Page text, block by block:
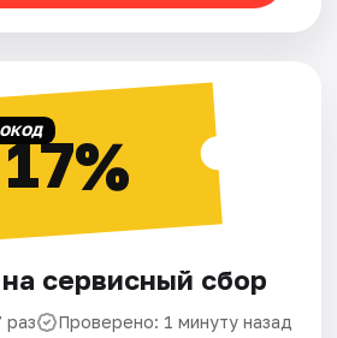
17%
сервисный сбор
раз Проверено: 1 минуту назад